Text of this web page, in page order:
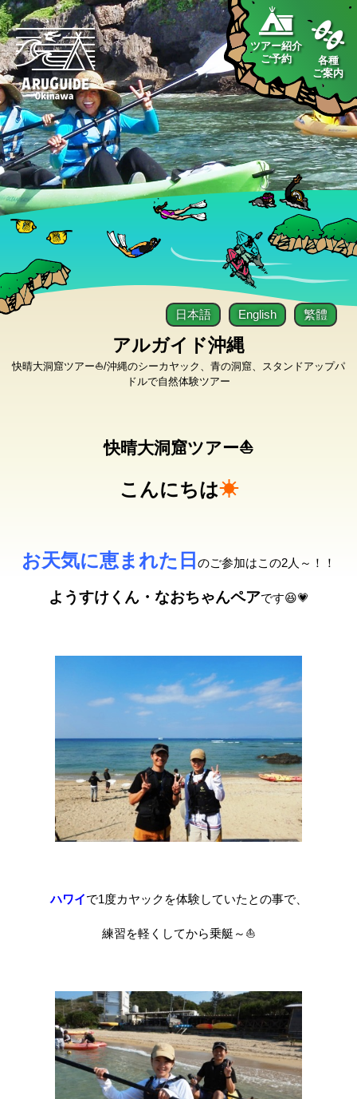
ツアー紹介
ご予約
各種
ご案内
アルガイド沖縄
快晴大洞窟ツアー⛵/沖縄のシーカヤック、青の洞窟、スタンドアップパ
ドルで自然体験ツアー
日本語 English 繁體
快晴大洞窟ツアー⛵
こんにちは☀
お天気に恵まれた日 のご参加はこの2人～！！
ようすけくん・なおちゃんペアです😆💗
ハワイで1度カヤックを体験していたとの事で、
練習を軽くしてから乗艇～⛵